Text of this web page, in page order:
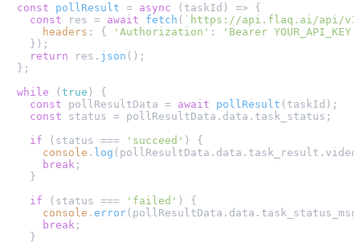
const
pollResult = async ( taskId ) => {
const res = await fetch ( `https://api.flaq.ai/api/
headers : { 'Authorization' : 'Bearer YOUR_API_KEY'
  });
return res. json ();
};
while (true ) {
const pollResultData = await pollResult (taskId);
const status = pollResultData. data . task_status ;
if (status === 'succeed' ) {
console . log (pollResultData. data . task_result .
break ;
  }
if (status === 'failed' ) {
console . error (pollResultData. data . task_status_msg
break ;
  }